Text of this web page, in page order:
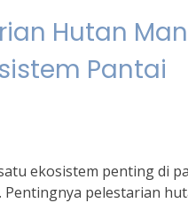
Hutan
Pantai
ekosistem penting di
Pentingnya pelestarian